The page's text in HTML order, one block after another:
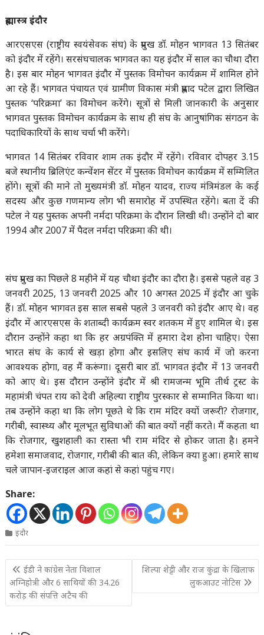
ब्रह्मास्त्र इंदौर
आरएसएस (राष्ट्रीय स्वयंसेवक संघ) के प्रमुख डॉ. मोहन भागवत 13 सितंबर
को इंदौर में रहेंगे। सरसंघचालक भागवत का यह इंदौर में साल का चौथा दौरा
है। इस बार मोहन भागवत इंदौर में पुस्तक विमोचन कार्यक्रम में शामिल होने
आ रहे हैं। भागवत पंचायत एवं ग्रामीण विकास मंत्री प्रह्लाद पटेल द्वारा लिखित
पुस्तक ‘परिक्रमा’ का विमोचन करेंगे। सूत्रों से मिली जानकारी के अनुसार
भागवत पुस्तक विमोचन कार्यक्रम के साथ ही संघ के आनुषांगिक संगठन के
पदाधिकारियों के साथ चर्चा भी करेंगे।
भागवत 14 सितंबर रविवार शाम तक इंदौर में रहेंगे। रविवार दोपहर 3.15
बजे स्थानीय ब्रिलिएंट कन्वेंशन सेंटर में पुस्तक विमोचन कार्यक्रम में सम्मिलित
होंगे। सूत्रों की माने तो मुख्यमंत्री डॉ. मोहन यादव, राज्य मंत्रिमंडल के कई
सदस्य और कुछ गणमान्य लोग भी समारोह में उपस्थित रहेंगे। बता दें की
पटेल ने यह पुस्तक अपनी नर्मदा परिक्रमा के दौरान लिखी थी। उन्होंने दो बार
1994 और 2007 में पैदल नर्मदा परिक्रमा की थी।
संघ प्रमुख का पिछले 8 महीने में यह चौथा इंदौर का दौरा है। इससे पहले वह 3
जनवरी 2025, 13 जनवरी 2025 और 10 अगस्त 2025 में इंदौर आ चुके
हैं। डॉ. मोहन भागवत इस साल सबसे पहले 3 जनवरी को इंदौर आए थे। वह
इंदौर में आरएसएस के शताब्दी कार्यक्रम स्वर शतकम में हुए शामिल थे। इस
दौरान उन्होंने कहा था कि हर अग्रपंक्ति में हमारा देश होना चाहिए। ऐसा
भारत संघ के कार्य से खड़ा होगा और इसलिए संघ कार्य में जो करना
आवश्यक होगा, वह मैं करूंगा। दूसरी बार डॉ. भागवत इंदौर में 13 जनवरी
को आए थे। इस दौरान उन्होंने इंदौर में श्री रामजन्म भूमि तीर्थ ट्रस्ट के
महामंत्री चंपत राय को देवी अहिल्या राष्ट्रीय पुरस्कार से सम्मानित किया था।
तब उन्होंने कहा था कि लोग पूछते थे कि राम मंदिर क्यों जरूरी? रोजगार,
गरीबी, स्वास्थ्य और मूलभूत सुविधाओं की बात क्यों नहीं करते। मैं कहता था
कि रोजगार, खुशहाली का रास्ता भी राम मंदिर से होकर जाता है। हमने
हमेशा समाजवाद, रोजगार, गरीबी की बात की, लेकिन क्या हुआ। हमारे साथ
चले जापान-इजराइल आज कहां से कहां पहुंच गए।
Share:
इंदौर
Post
navigation
ईडी ने कांग्रेस नेता विशाल
अग्निहोत्री और 6 साथियों की 34.26
करोड़ की संपत्ति अटैच की
शिल्पा शेट्टी और राज कुंद्रा के खिलाफ
लुकआउट नोटिस